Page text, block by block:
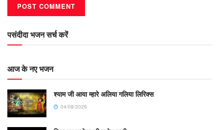
पसंदीदा भजन सर्च करें
आज के नए भजन
श्याम जी आया म्हारे अलिया गलिया लिरिक्स
04/08/2026